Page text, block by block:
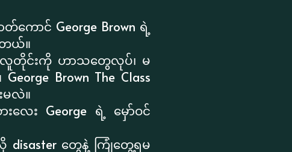
တ်ကောင် George Brown ရဲ့
တယ်။
လူတိုင်းကို ဟာသတွေလုပ်၊ မ
Brown The Class
မလဲ။
လေး George ရဲ့ မှော်ဝင်
disaster တွေနဲ့ ကြုံတွေ့ရမ